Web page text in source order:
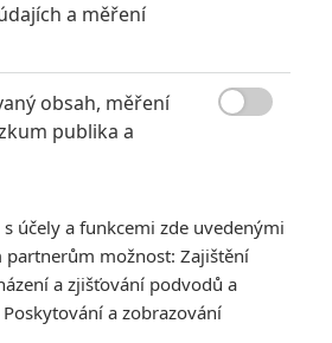
schválené pokračování
trailer představuje akční fantasy
a měření
obsah, měření
publika a
účely a funkcemi zde uvedenými
partnerům možnost: Zajištění
a zjišťování podvodů a
a zobrazování